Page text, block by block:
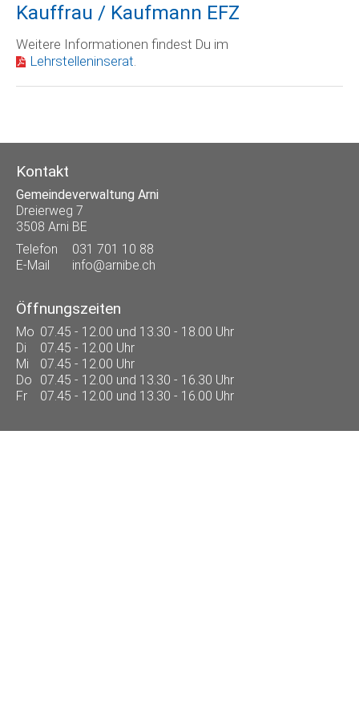
Kauffrau / Kaufmann EFZ
Weitere Informationen findest Du im
Lehrstelleninserat.
Kontakt
Gemeindeverwaltung Arni
Dreierweg 7
3508 Arni BE
Telefon
031 701 10 88
E-Mail
info@arnibe.ch
Öffnungszeiten
Mo 07.45 - 12.00 und 13.30 - 18.00 Uhr
Di
07.45 - 12.00 Uhr
Mi
07.45 - 12.00 Uhr
Do
07.45 - 12.00 und 13.30 - 16.30 Uhr
Fr
07.45 - 12.00 und 13.30 - 16.00 Uhr